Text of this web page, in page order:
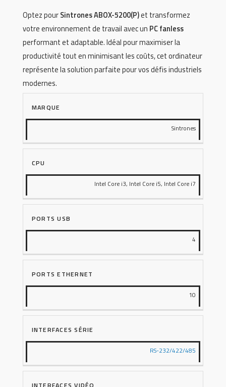
Optez pourSintrones ABOX-5200(P)et transformez
votre environnement de travail avec un PC fanless
performant et adaptable. Idéal pour maximiser la
productivité tout en minimisant les coûts, cet ordinateur
représente la solution parfaite pour vos défis industriels
modernes.
MARQUE
Sintrones
CPU
Intel Core i3, Intel Core i5, Intel Core i7
PORTS USB
4
PORTS ETHERNET
10
INTERFACES SÉRIE
RS-232/422/485